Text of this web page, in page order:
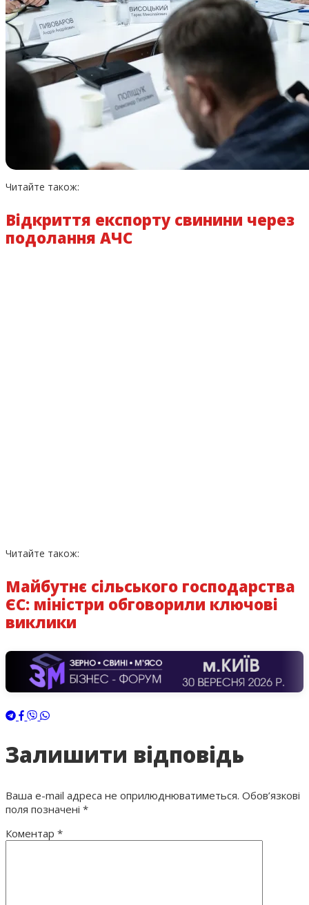
Читайте також:
Відкриття експорту свинини через
подолання АЧС
Читайте також:
Майбутнє сільського господарства
ЄС: міністри обговорили ключові
виклики
Залишити відповідь
Ваша e-mail адреса не оприлюднюватиметься. Обов’язкові
поля позначені *
Коментар *